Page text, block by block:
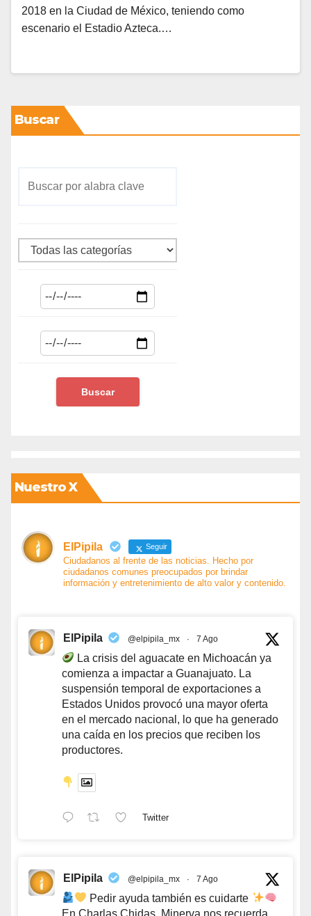
2018 en la Ciudad de México, teniendo como
escenario el Estadio Azteca.…
Buscar
Nuestro X
ElPipila Seguir
Ciudadanos al frente de las noticias. Hecho por
ciudadanos comunes preocupados por brindar
información y entretenimiento de alto valor y contenido.
ElPipila @elpipila_mx · 7 Ago
La crisis del aguacate en Michoacán ya
comienza a impactar a Guanajuato. La
suspensión temporal de exportaciones a
Estados Unidos provocó una mayor oferta
en el mercado nacional, lo que ha generado
una caída en los precios que reciben los
productores.
Twitter
ElPipila @elpipila_mx · 7 Ago
Pedir ayuda también es cuidarte
En Charlas Chidas, Minerva nos recuerda